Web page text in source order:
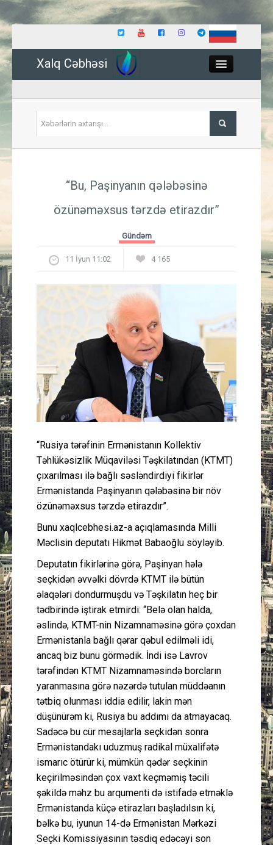
Xalq Cəbhəsi
İqtisadiyyat
Güney Azərbaycan
Müsahibə
Layihə
Gündəm
Cəmiyyət
Peşə etikası
Əlaqə
“Bu, Paşinyanın qələbəsinə
özünəməxsus tərzdə etirazdır”
Gündəm
11 İyun 11:02 4 165
“Rusiya tərəfinin Ermənistanın Kollektiv
Təhlükəsizlik Müqaviləsi Təşkilatından (KTMT)
çıxarılması ilə bağlı səsləndirdiyi fikirlər
Ermənistanda Paşinyanın qələbəsinə bir növ
özünəməxsus tərzdə etirazdır”.
Bunu xaqlcebhesi.az-a açıqlamasında Milli
Məclisin deputatı Hikmət Babaoğlu söyləyib.
Deputatın fikirlərinə görə, Paşinyan hələ
seçkidən əvvəlki dövrdə KTMT ilə bütün
əlaqələri dondurmuşdu və Təşkilatın heç bir
tədbirində iştirak etmirdi: “Belə olan halda,
əslində, KTMT-nin Nizamnaməsinə görə çoxdan
Ermənistanla bağlı qərar qəbul edilməli idi,
ancaq biz bunu görmədik. İndi isə Lavrov
tərəfindən KTMT Nizamnaməsində borcların
yaranmasına görə nəzərdə tutulan müddəanın
tətbiq olunması iddia edilir, lakin mən
düşünürəm ki, Rusiya bu addımı da atmayacaq.
Sadəcə bu cür mesajlarla seçkidən sonra
Ermənistandakı uduzmuş radikal müxalifətə
ismarıc ötürür ki, mümkün qədər seçkinin
keçirilməsindən çox vaxt keçməmiş təcili
şəkildə məhz bu arqumenti də istifadə etməklə
Ermənistanda küçə etirazları başladılsın ki,
bəlkə bu, iyunun 14-də Ermənistan Mərkəzi
Seçki Komissiyasının təsdiq edəcəyi son